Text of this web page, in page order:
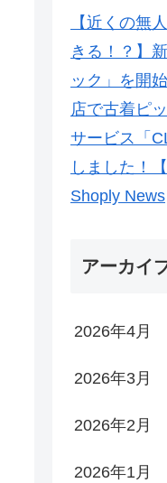
【近くの無
きる！？】
ック」を開
店で古着ピ
サービス「
しました！
Shoply News
アーカイ
2026年4月
2026年3月
2026年2月
2026年1月